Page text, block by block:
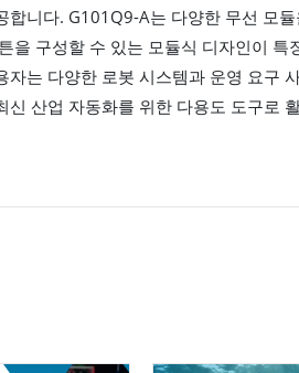
합니다. G101Q9-A는 다양한 무선 모
을 구성할 수 있는 모듈식 디자인이 특
자는 다양한 로봇 시스템과 운영 요구
신 산업 자동화를 위한 다용도 도구로